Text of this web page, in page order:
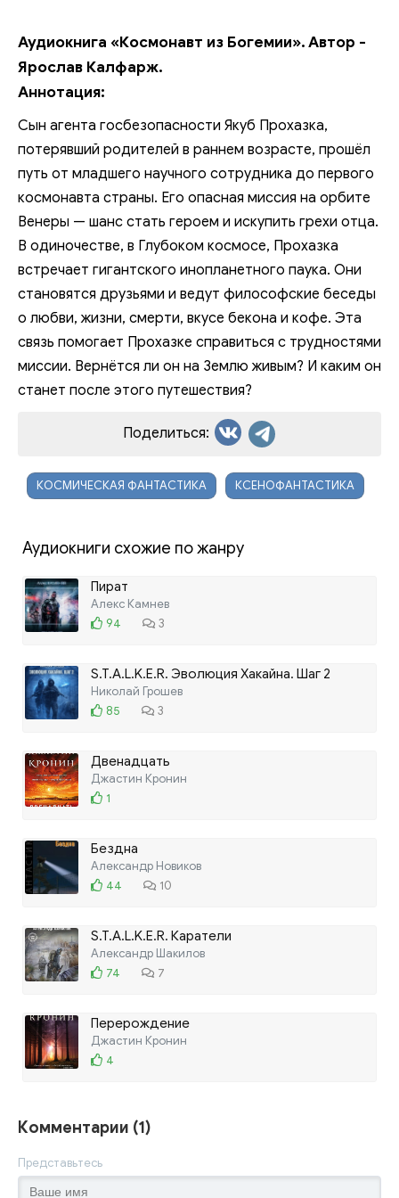
Аудиокнига «Космонавт из Богемии». Автор -
Ярослав Калфарж.
Аннотация:
Сын агента госбезопасности Якуб Прохазка,
потерявший родителей в раннем возрасте, прошёл
путь от младшего научного сотрудника до первого
космонавта страны. Его опасная миссия на орбите
Венеры — шанс стать героем и искупить грехи отца.
В одиночестве, в Глубоком космосе, Прохазка
встречает гигантского инопланетного паука. Они
становятся друзьями и ведут философские беседы
о любви, жизни, смерти, вкусе бекона и кофе. Эта
связь помогает Прохазке справиться с трудностями
миссии. Вернётся ли он на Землю живым? И каким он
станет после этого путешествия?
Поделиться:
КОСМИЧЕСКАЯ ФАНТАСТИКА КСЕНОФАНТАСТИКА
Аудиокниги схожие по жанру
Пират
Алекс Камнев
94
3
S.T.A.L.K.E.R. Эволюция Хакайна. Шаг 2
Николай Грошев
85
3
Двенадцать
Джастин Кронин
1
Бездна
Александр Новиков
44
10
S.T.A.L.K.E.R. Каратели
Александр Шакилов
74
7
Перерождение
Джастин Кронин
4
Комментарии (1)
Представьтесь